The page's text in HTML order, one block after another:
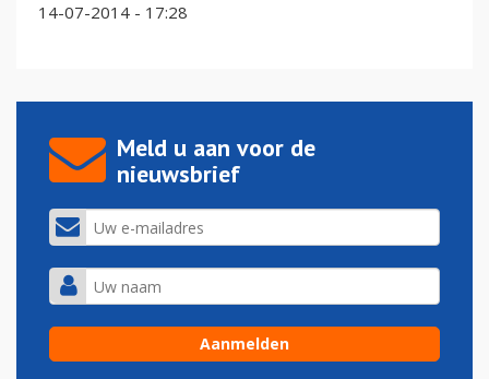
14-07-2014 - 17:28
Meld u aan voor de
nieuwsbrief